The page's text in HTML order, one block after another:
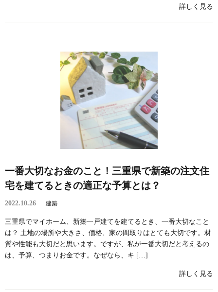
詳しく見る
一番大切なお金のこと！三重県で新築の注文住
宅を建てるときの適正な予算とは？
2022.10.26 建築
三重県でマイホーム、新築一戸建てを建てるとき、一番大切なこと
は？ 土地の場所や大きさ、価格、家の間取りはとても大切です。材
質や性能も大切だと思います。ですが、私が一番大切だと考えるの
は、予算、つまりお金です。なぜなら、キ […]
詳しく見る